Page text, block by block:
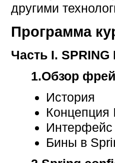
другими
Программа
Часть I. SPRING
1.Обзор
История
Концепция
Бины в